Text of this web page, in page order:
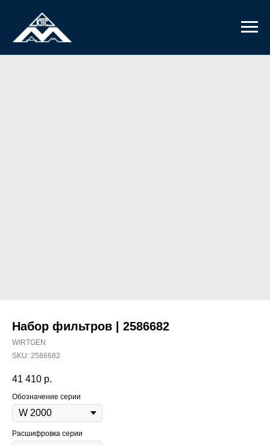
Набор фильтров | 2586682
WIRTGEN
SKU: 2586682
41 410 р.
Обозначение серии
Расшифровка серии